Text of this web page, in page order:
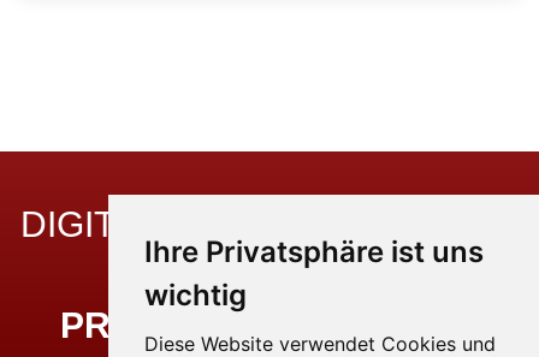
Ihre Privatsphäre ist uns
wichtig
Diese Website verwendet Cookies und
DIGITALE SCHNITTSTELLEN,
DIE
PROZESSE VERBINDEN